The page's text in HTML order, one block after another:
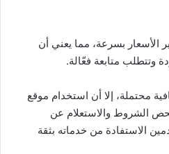
الأسعار بسرعة، مما يعني أن
وتتطلب متابعة فعّالة.
محتملة، إلا أن استخدام موقع
الشروط والاستعلام عن
الاستفادة من خدماته بثقة